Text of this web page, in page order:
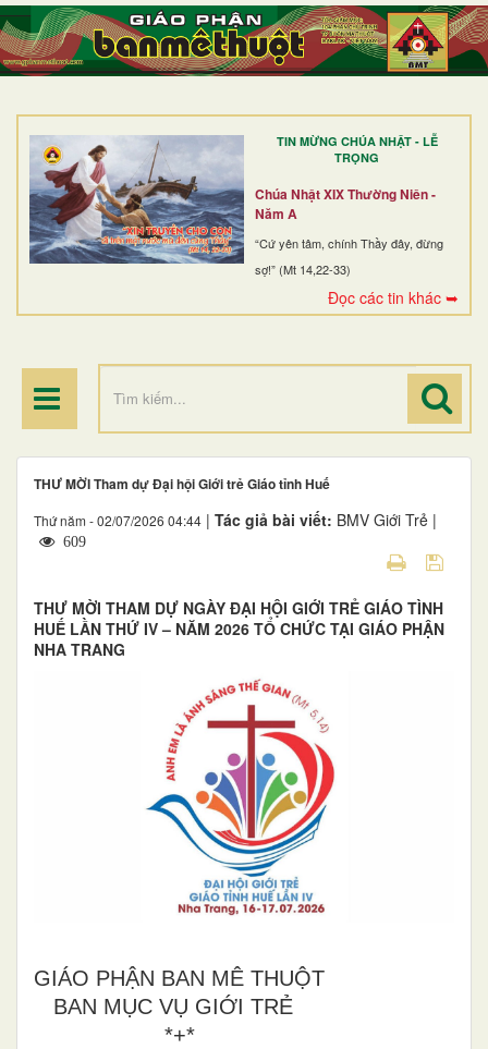
TIN MỪNG CHÚA NHẬT - LỄ
TRỌNG
Chúa Nhật XIX Thường Niên -
Năm A
“Cứ yên tâm, chính Thầy đây, đừng
sợ!” (Mt 14,22-33)
Đọc các tin khác ➥
TRANG NHẤT
GIỚI THIỆU
DÒNG TU
BAN MỤC VỤ
ĐOÀN THỂ CG
ĐIỂM HÀNH HƯƠNG
THƯ MỜI Tham dự Đại hội Giới trẻ Giáo tỉnh Huế
Thứ năm - 02/07/2026 04:44 | Tác giả bài viết: BMV Giới Trẻ |
609
THƯ MỜI THAM DỰ NGÀY ĐẠI HỘI GIỚI TRẺ GIÁO TÌNH
HUẾ LẦN THỨ IV – NĂM 2026 TỔ CHỨC TẠI GIÁO PHẬN
NHA TRANG
GIÁO PHẬN BAN MÊ THUỘT
BAN MỤC VỤ GIỚI TRẺ
*+*